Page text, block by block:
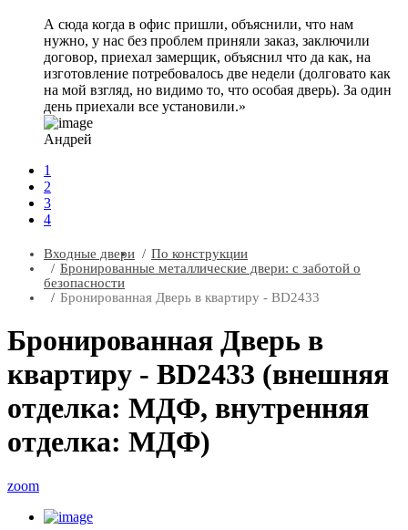
А сюда когда в офис пришли, объяснили, что нам
нужно, у нас без проблем приняли заказ, заключили
договор, приехал замерщик, объяснил что да как, на
изготовление потребовалось две недели (долговато как
на мой взгляд, но видимо то, что особая дверь). За один
день приехали все установили.
Андрей
1
2
3
4
Входные двери
По конструкции
Бронированные металлические двери: с заботой о
безопасности
Бронированная Дверь в квартиру - BD2433
Бронированная Дверь в
квартиру - BD2433 (внешняя
отделка: МДФ, внутренняя
отделка: МДФ)
zoom